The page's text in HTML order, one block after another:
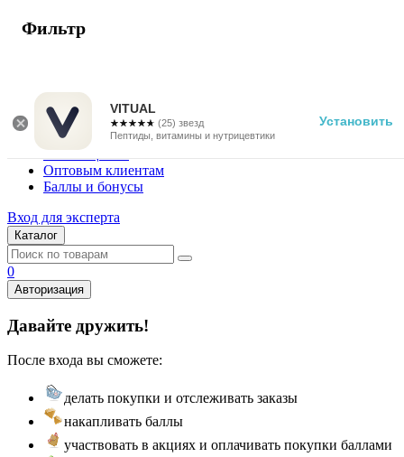
VITUAL
☆☆☆☆☆
★★★★★ (25) звезд
Пептиды, витамины и нутрицевтики
Установить
г. Москва
Vitual Peptide
+7 (800) 101-13-25
Специалистам
Поставщикам
Оптовым клиентам
Баллы и бонусы
Вход для эксперта
Каталог
0
Авторизация
Давайте дружить!
После входа вы сможете:
делать покупки и отслеживать заказы
накапливать баллы
участвовать в акциях и оплачивать покупки баллами
Фильтр